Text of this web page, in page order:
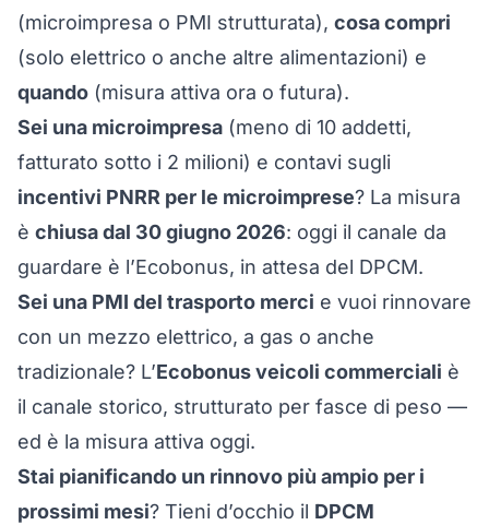
(microimpresa o PMI strutturata), cosa compri
(solo elettrico o anche altre alimentazioni) e
quando (misura attiva ora o futura).
Sei una microimpresa (meno di 10 addetti,
fatturato sotto i 2 milioni) e contavi sugli
incentivi PNRR per le microimprese? La misura
è chiusa dal 30 giugno 2026: oggi il canale da
guardare è l’Ecobonus, in attesa del DPCM.
Sei una PMI del trasporto merci e vuoi rinnovare
con un mezzo elettrico, a gas o anche
tradizionale? L’Ecobonus veicoli commerciali è
il canale storico, strutturato per fasce di peso —
ed è la misura attiva oggi.
Stai pianificando un rinnovo più ampio per i
prossimi mesi? Tieni d’occhio il DPCM